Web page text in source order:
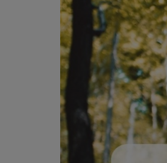
PODCASTS - SAISON 2026/2027
NOS PROGRAMMES COURTS
ARCHIVES - SAISONS PASSÉES
VOS ÉMISSIONS EN IMAGES
ANNONCEURS & ESPACE PRO